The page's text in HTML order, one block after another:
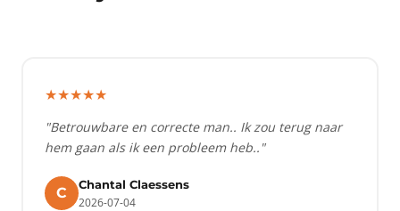
★★★★★
"Betrouwbare en correcte man.. Ik zou terug naar
hem gaan als ik een probleem heb.."
C
Chantal Claessens
2026-07-04